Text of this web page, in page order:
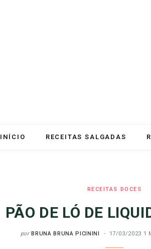
INÍCIO RECEITAS SALGADAS
RECEITAS DOCES
PÃO DE LÓ DE
por BRUNA BRUNA PICININI 17/03/2023 1